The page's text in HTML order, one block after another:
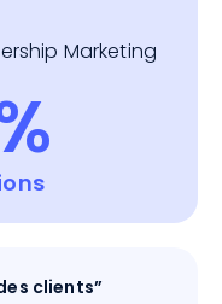
Marketing
clients”